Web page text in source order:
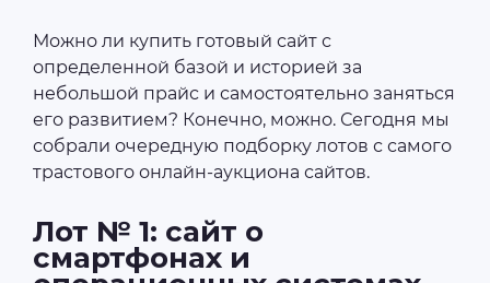
Можно ли купить готовый сайт с
определенной базой и историей за
небольшой прайс и самостоятельно заняться
его развитием? Конечно, можно. Сегодня мы
собрали очередную подборку лотов с самого
трастового онлайн-аукциона сайтов.
Лот № 1: сайт о
смартфонах и